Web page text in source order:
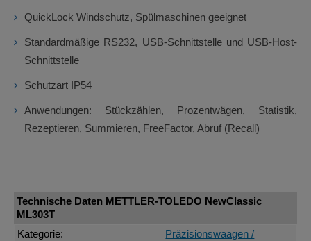
QuickLock Windschutz, Spülmaschinen geeignet
Standardmäßige RS232, USB-Schnittstelle und USB-Host-
Schnittstelle
Schutzart IP54
Anwendungen: Stückzählen, Prozentwägen, Statistik,
Rezeptieren, Summieren, FreeFactor, Abruf (Recall)
Technische Daten METTLER-TOLEDO NewClassic
ML303T
Kategorie:
Präzisionswaagen /